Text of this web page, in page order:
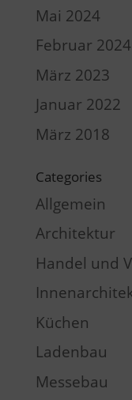
Mai 2024
Februar 2024
März 2023
Januar 2022
März 2018
Categories
Allgemein
Architektur
Handel und
Küchen
Ladenbau
Messebau